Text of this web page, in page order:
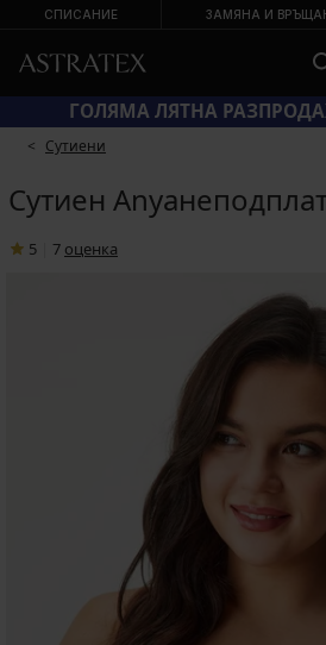
СПИСАНИЕ ЗАМЯНА И
КОД BRA20 =
Сутиени
Сутиен
5 7 oценка